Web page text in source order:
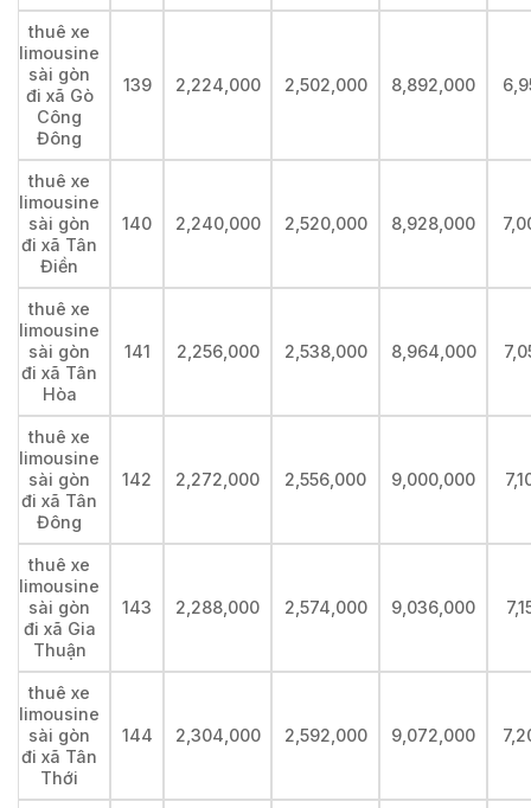
thuê xe
limousine
sài gòn
đi xã Gò
Công
Đông
139 2,224,000 2,502,000 8,892,000
thuê xe
limousine
sài gòn
đi xã Tân
Điền
140 2,240,000 2,520,000 8,928,000
thuê xe
limousine
sài gòn
đi xã Tân
Hòa
141 2,256,000 2,538,000 8,964,000
thuê xe
limousine
sài gòn
đi xã Tân
Đông
142 2,272,000 2,556,000 9,000,000
thuê xe
limousine
sài gòn
đi xã Gia
Thuận
143 2,288,000 2,574,000 9,036,000
thuê xe
limousine
sài gòn
đi xã Tân
Thới
144 2,304,000 2,592,000 9,072,000